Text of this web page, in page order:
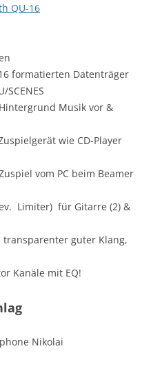
QU-16
formatierten Datenträger
SCENES
Musik vor &
wie CD-Player
vom PC beim Beamer
Limiter) für Gitarre (2) &
transparenter guter Klang,
Kanäle mit EQ!
Nikolai